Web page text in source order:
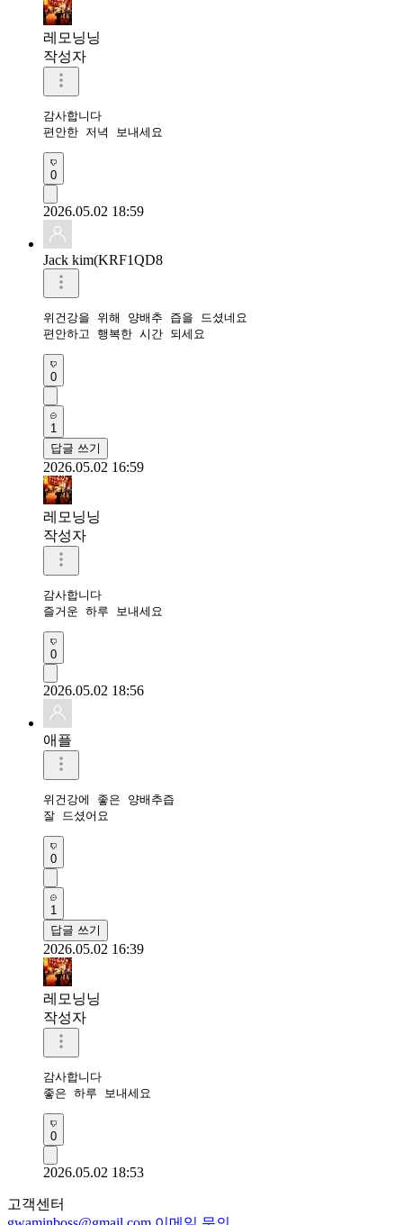
레모닝닝
작성자
감사합니다
편안한 저녁 보내세요
0
2026.05.02 18:59
Jack kim(KRF1QD8
위건강을 위해 양배추 즙을 드셨네요
편안하고 행복한 시간 되세요
0
1
답글 쓰기
2026.05.02 16:59
레모닝닝
작성자
감사합니다
즐거운 하루 보내세요
0
2026.05.02 18:56
애플
위건강에 좋은 양배추즙
잘 드셨어요
0
1
답글 쓰기
2026.05.02 16:39
레모닝닝
작성자
감사합니다
좋은 하루 보내세요
0
2026.05.02 18:53
고객센터